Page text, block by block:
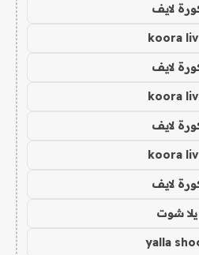
لايف
koora
لايف
koora
لايف
koora
لايف
يلا شوت
yalla